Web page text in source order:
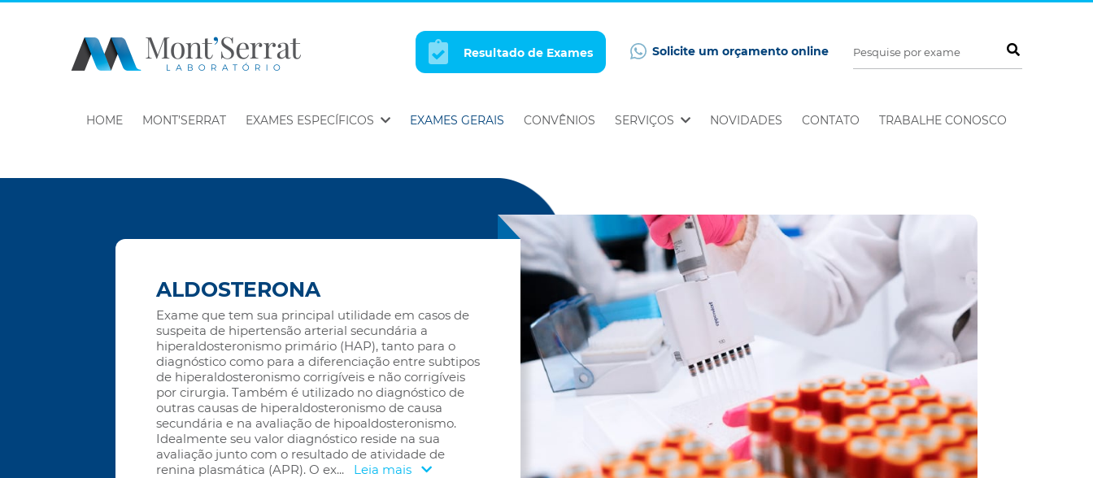
Resultado de Exames Solicite um orçamento online
HOME MONT’SERRAT EXAMES ESPECÍFICOS EXAMES GERAIS CONVÊNIOS SERVIÇOS NOVIDADES CONTATO TRABALHE CONOSCO
ALDOSTERONA
Exame que tem sua principal utilidade em casos de
suspeita de hipertensão arterial secundária a
hiperaldosteronismo primário (HAP), tanto para o
diagnóstico como para a diferenciação entre subtipos
de hiperaldosteronismo corrigíveis e não corrigíveis
por cirurgia. Também é utilizado no diagnóstico de
outras causas de hiperaldosteronismo de causa
secundária e na avaliação de hipoaldosteronismo.
Idealmente seu valor diagnóstico reside na sua
avaliação junto com o resultado de atividade de
renina plasmática (APR). O ex... Leia mais